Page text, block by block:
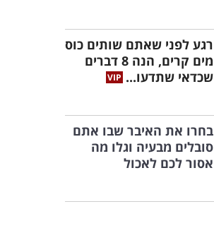
רגע לפני שאתם שותים כוס
מים קרים, הנה 8 דברים
שכדאי שתדעו...
בחרו את האיבר שבו אתם
סובלים מבעיה וגלו מה
אסור לכם לאכול